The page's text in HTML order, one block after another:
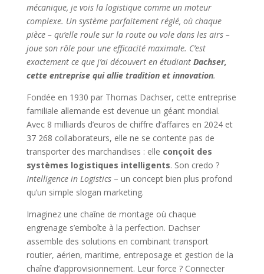
mécanique, je vois la logistique comme un moteur
complexe. Un système parfaitement réglé, où chaque
pièce – qu’elle roule sur la route ou vole dans les airs –
joue son rôle pour une efficacité maximale. C’est
exactement ce que j’ai découvert en étudiant Dachser,
cette entreprise qui allie tradition et innovation.
Fondée en 1930 par Thomas Dachser, cette entreprise
familiale allemande est devenue un géant mondial.
Avec 8 milliards d’euros de chiffre d’affaires en 2024 et
37 268 collaborateurs, elle ne se contente pas de
transporter des marchandises : elle conçoit des
systèmes logistiques intelligents. Son credo ?
Intelligence in Logistics– un concept bien plus profond
qu’un simple slogan marketing.
Imaginez une chaîne de montage où chaque
engrenage s’emboîte à la perfection. Dachser
assemble des solutions en combinant transport
routier, aérien, maritime, entreposage et gestion de la
chaîne d’approvisionnement. Leur force ? Connecter